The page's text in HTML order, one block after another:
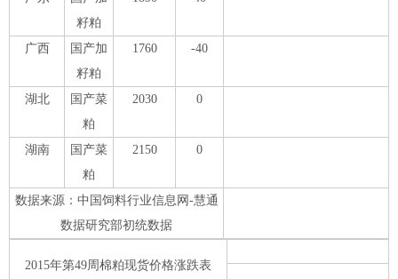
籽粕
广西
国产加
籽粕
1760 -40
湖北
国产菜
粕
2030 0
湖南
国产菜
粕
2150 0
数据来源：中国饲料行业信息网-慧通
数据研究部初统数据
2015年第49周棉粕现货价格涨跌表